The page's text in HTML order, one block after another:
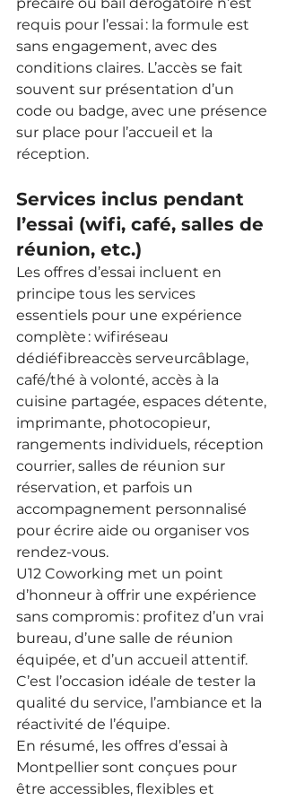
requis pour l’essai : la formule est
sans engagement, avec des
conditions claires. L’accès se fait
souvent sur présentation d’un
code ou badge, avec une présence
sur place pour l’accueil et la
réception.
Services inclus pendant
l’essai (wifi, café, salles de
réunion, etc.)
Les offres d’essai incluent en
principe tous les services
essentiels pour une expérience
complète : wifiréseau
dédiéfibreaccès serveurcâblage,
café/thé à volonté, accès à la
cuisine partagée, espaces détente,
imprimante, photocopieur,
rangements individuels, réception
courrier, salles de réunion sur
réservation, et parfois un
accompagnement personnalisé
pour écrire aide ou organiser vos
rendez-vous.
U12 Coworking met un point
d’honneur à offrir une expérience
sans compromis : profitez d’un vrai
bureau, d’une salle de réunion
équipée, et d’un accueil attentif.
C’est l’occasion idéale de tester la
qualité du service, l’ambiance et la
réactivité de l’équipe.
En résumé, les offres d’essai à
Montpellier sont conçues pour
être accessibles, flexibles et